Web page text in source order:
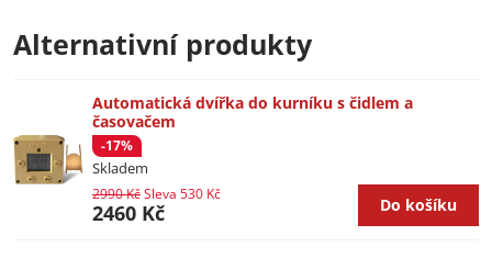
Alternativní produkty
Automatická dvířka do kurníku s čidlem a
časovačem
-17%
Skladem
2460 Kč
2990 KčSleva 530 Kč
Do košíku